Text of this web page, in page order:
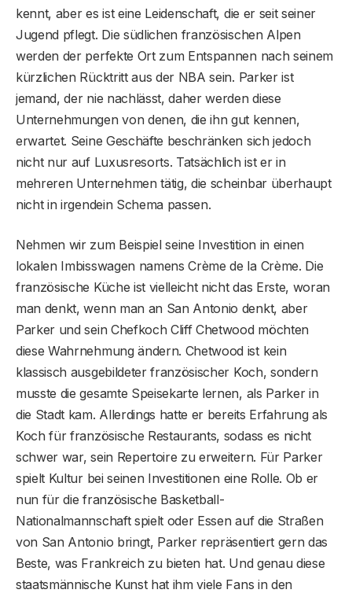
kennt, aber es ist eine Leidenschaft, die er seit seiner
Jugend pflegt. Die südlichen französischen Alpen
werden der perfekte Ort zum Entspannen nach seinem
kürzlichen Rücktritt aus der NBA sein. Parker ist
jemand, der nie nachlässt, daher werden diese
Unternehmungen von denen, die ihn gut kennen,
erwartet. Seine Geschäfte beschränken sich jedoch
nicht nur auf Luxusresorts. Tatsächlich ist er in
mehreren Unternehmen tätig, die scheinbar überhaupt
nicht in irgendein Schema passen.
Nehmen wir zum Beispiel seine Investition in einen
lokalen Imbisswagen namens Crème de la Crème. Die
französische Küche ist vielleicht nicht das Erste, woran
man denkt, wenn man an San Antonio denkt, aber
Parker und sein Chefkoch Cliff Chetwood möchten
diese Wahrnehmung ändern. Chetwood ist kein
klassisch ausgebildeter französischer Koch, sondern
musste die gesamte Speisekarte lernen, als Parker in
die Stadt kam. Allerdings hatte er bereits Erfahrung als
Koch für französische Restaurants, sodass es nicht
schwer war, sein Repertoire zu erweitern. Für Parker
spielt Kultur bei seinen Investitionen eine Rolle. Ob er
nun für die französische Basketball-
Nationalmannschaft spielt oder Essen auf die Straßen
von San Antonio bringt, Parker repräsentiert gern das
Beste, was Frankreich zu bieten hat. Und genau diese
staatsmännische Kunst hat ihm viele Fans in den